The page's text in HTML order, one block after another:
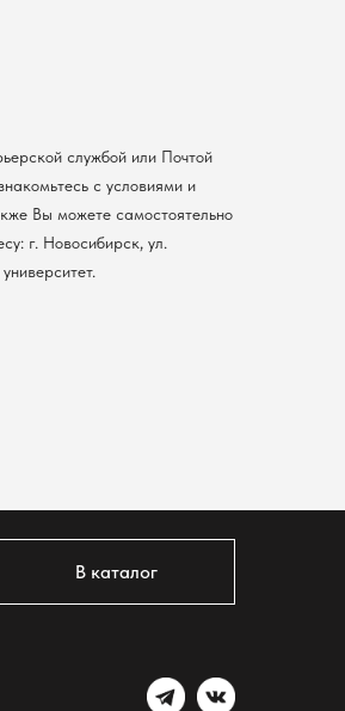
службой или Почтой
с условиями и
Вы можете самостоятельно
г. Новосибирск, ул.
В каталог